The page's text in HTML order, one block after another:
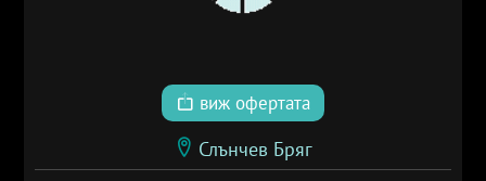
виж офертата
Слънчев Бряг